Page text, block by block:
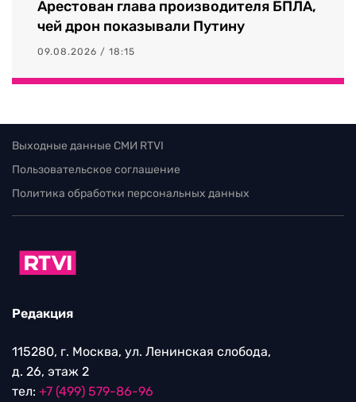
Арестован глава производителя БПЛА,
чей дрон показывали Путину
09.08.2026 / 18:15
Выходные данные СМИ RTVI
Пользовательское соглашение
Политика обработки персональных данных
Редакция
115280, г. Москва, ул. Ленинская слобода,
д. 26, этаж 2
тел: +7 (499) 579-86-96